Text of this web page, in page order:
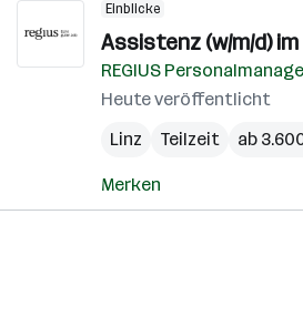
Einblicke
Assistenz (w/m/d)
REGIUS
Heute veröffentlicht
Linz
Teilzeit ab
Merken